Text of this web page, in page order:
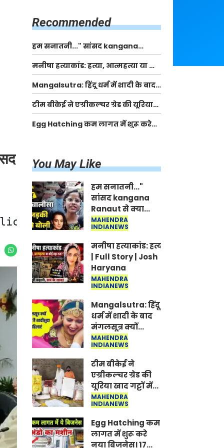
home: MP Subhash Barala
Recommended
हम सनातनी..." सांसद kangana
Ranaut से क्या बोली लड़की? Viral
Jantar-Mantar | CJP protest
मनीषा हत्याकांड: हत्या, आत्महत्या या कोई बड़ा राज?
| Full Story | Josh Haryana
Mangalsutra: हिंदू धर्म में शादी के बाद
मंगलसूत्र क्यों पहनती है महिलाएं, किसने
शुरु की ये परंपरा
टीम बीकेई ने एग्रीकल्चर ग्रेड की यूरिया
खाद गट्टों में बदलकर टेक्निकल ग्रेड में
बेचने वालों पर करवाई कार्रवाई:
Egg Hatching कम लागत में शुरू करे
You May Like
हम सनातनी..."
सांसद kangana
Ranaut से क्या
बोली लड़की? Viral
Jantar-Mantar |
CJP protest
MAHENDRA
INDIANEWS
मनीषा हत्याकांड: हत्या, आत्महत्या या
| Full Story | Josh
Haryana
MAHENDRA
INDIANEWS
Mangalsutra: हिंदू
धर्म में शादी के बाद
मंगलसूत्र क्यों
पहनती है महिलाएं,
किसने शुरु की ये
परंपरा
MAHENDRA
INDIANEWS
टीम बीकेई ने
एग्रीकल्चर ग्रेड की
यूरिया खाद गट्टों में
बदलकर टेक्निकल
ग्रेड में बेचने वालों पर
करवाई कार्रवाई:
लखविंदर सिंह
औलख
MAHENDRA
INDIANEWS
Egg Hatching कम
लागत में शुरू करे
नया बिजनेस। 17